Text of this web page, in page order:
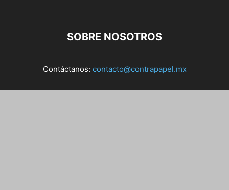
SOBRE NOSOTROS
Contáctanos: contacto@contrapapel.mx